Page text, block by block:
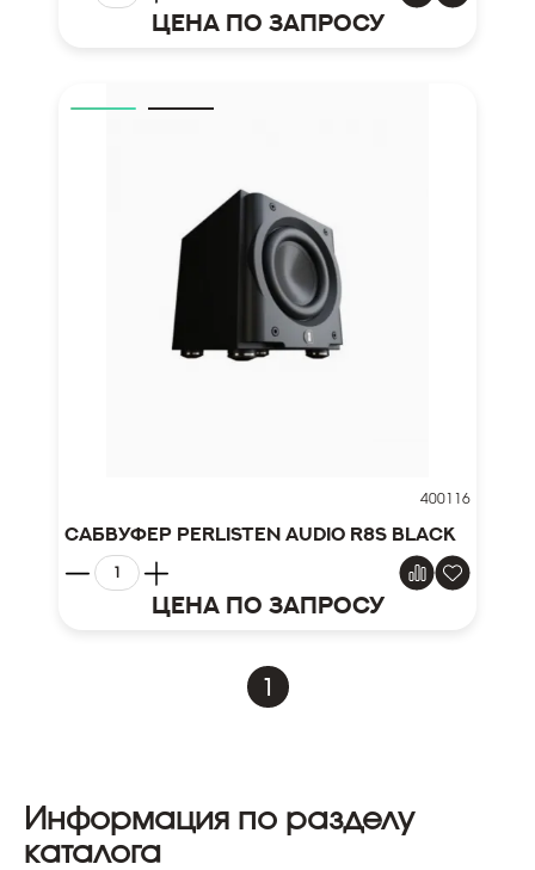
Цена по запросу
400116
Сабвуфер Perlisten Audio R8s Black
Цена по запросу
1
Информация по разделу
каталога